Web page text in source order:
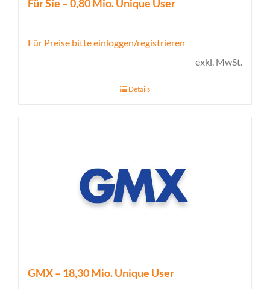
Für Sie – 0,80 Mio. Unique User
Für Preise bitte einloggen/registrieren
exkl. MwSt.
Details
GMX – 18,30 Mio. Unique User